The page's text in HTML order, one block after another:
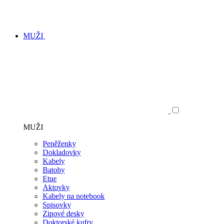
MUŽI
MUŽI
Peněženky
Dokladovky
Kabely
Batohy
Etue
Aktovky
Kabely na notebook
Spisovky
Zipové desky
Doktorské kufry